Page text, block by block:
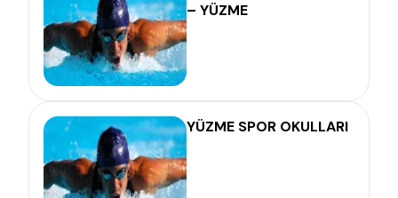
– YÜZME
YÜZME SPOR OKULLARI